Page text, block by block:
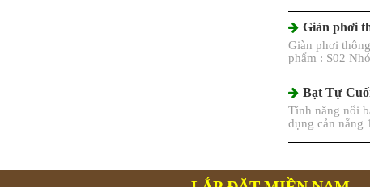
Giàn phơi
Giàn phơi
phẩm : S02
Bạt Tự
Tính năng nổi
dụng cản nắng